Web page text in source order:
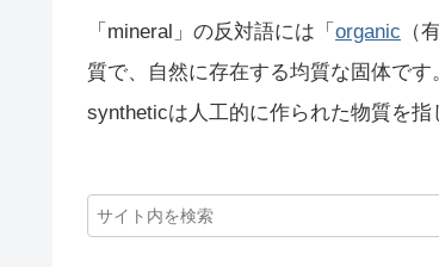
「mineral」の反対語には「 organic （
質で、自然に存在する均質な固体で
syntheticは人工的に作られた物質を指